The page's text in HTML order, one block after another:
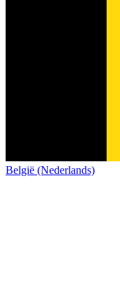
België (Nederlands)